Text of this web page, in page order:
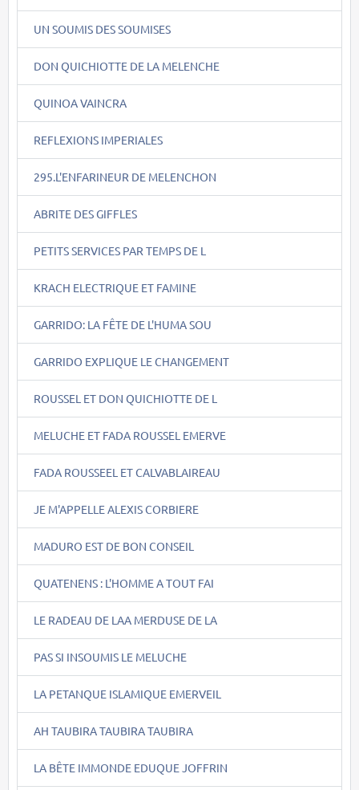
UN SOUMIS DES SOUMISES
DON QUICHIOTTE DE LA MELENCHE
QUINOA VAINCRA
REFLEXIONS IMPERIALES
295.L'ENFARINEUR DE MELENCHON
ABRITE DES GIFFLES
PETITS SERVICES PAR TEMPS DE L
KRACH ELECTRIQUE ET FAMINE
GARRIDO: LA FÊTE DE L'HUMA SOU
GARRIDO EXPLIQUE LE CHANGEMENT
ROUSSEL ET DON QUICHIOTTE DE L
MELUCHE ET FADA ROUSSEL EMERVE
FADA ROUSSEEL ET CALVABLAIREAU
JE M'APPELLE ALEXIS CORBIERE
MADURO EST DE BON CONSEIL
QUATENENS : L'HOMME A TOUT FAI
LE RADEAU DE LAA MERDUSE DE LA
PAS SI INSOUMIS LE MELUCHE
LA PETANQUE ISLAMIQUE EMERVEIL
AH TAUBIRA TAUBIRA TAUBIRA
LA BÊTE IMMONDE EDUQUE JOFFRIN